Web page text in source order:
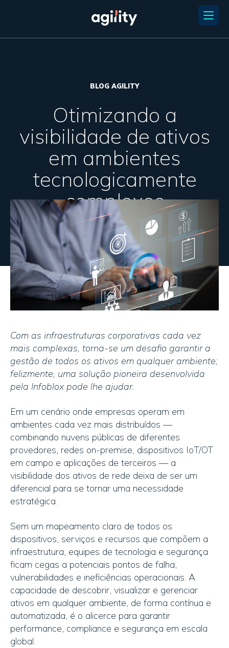
BLOG AGILITY
Otimizando a
visibilidade de ativos
em ambientes
tecnologicamente
complexos
Com as infraestruturas corporativas cada vez
mais complexas, torna-se um desafio garantir a
gestão de todos os ativos em qualquer ambiente;
felizmente, uma solução pioneira desenvolvida
pela Infoblox pode lhe ajudar.
Em um cenário onde empresas operam em
ambientes cada vez mais distribuídos —
combinando nuvens públicas de diferentes
provedores, redes on-premise, dispositivos IoT/OT
em campo e aplicações de terceiros — a
visibilidade dos ativos de rede deixa de ser um
diferencial para se tornar uma necessidade
estratégica.
Sem um mapeamento claro de todos os
dispositivos, serviços e recursos que compõem a
infraestrutura, equipes de tecnologia e segurança
ficam cegas a potenciais pontos de falha,
vulnerabilidades e ineficiências operacionais. A
capacidade de descobrir, visualizar e gerenciar
ativos em qualquer ambiente, de forma contínua e
automatizada, é o alicerce para garantir
performance, compliance e segurança em escala
global.